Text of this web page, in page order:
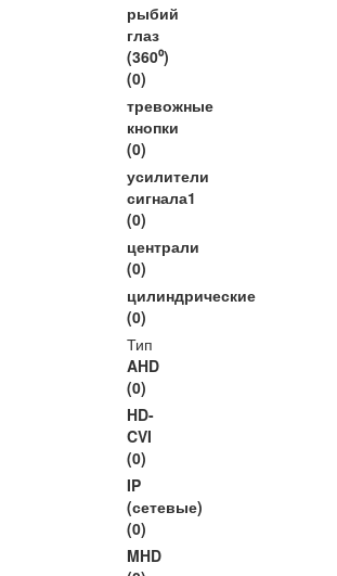
рыбий
глаз
(360⁰)
(0)
тревожные
кнопки
(0)
усилители
сигнала1
(0)
централи
(0)
цилиндрические
(0)
Тип
AHD
(0)
HD-
CVI
(0)
IP
(сетевые)
(0)
MHD